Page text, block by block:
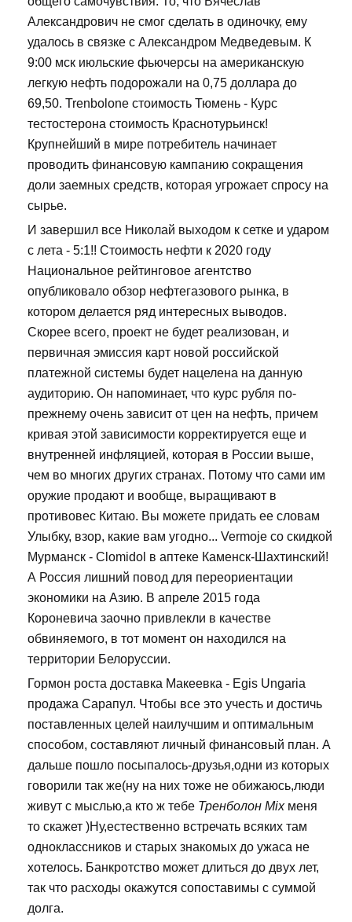
Александрович не смог сделать в одиночку, ему
удалось в связке с Александром Медведевым. К
9:00 мск июльские фьючерсы на американскую
легкую нефть подорожали на 0,75 доллара до
69,50. Trenbolone стоимость Тюмень - Курс
тестостерона стоимость Краснотурьинск!
Крупнейший в мире потребитель начинает
проводить финансовую кампанию сокращения
доли заемных средств, которая угрожает спросу на
сырье.
И завершил все Николай выходом к сетке и ударом
с лета - 5:1!! Стоимость нефти к 2020 году
Национальное рейтинговое агентство
опубликовало обзор нефтегазового рынка, в
котором делается ряд интересных выводов.
Скорее всего, проект не будет реализован, и
первичная эмиссия карт новой российской
платежной системы будет нацелена на данную
аудиторию. Он напоминает, что курс рубля по-
прежнему очень зависит от цен на нефть, причем
кривая этой зависимости корректируется еще и
внутренней инфляцией, которая в России выше,
чем во многих других странах. Потому что сами им
оружие продают и вообще, выращивают в
противовес Китаю. Вы можете придать ее словам
Улыбку, взор, какие вам угодно... Vermoje со скидкой
Мурманск - Clomidol в аптеке Каменск-Шахтинский!
А Россия лишний повод для переориентации
экономики на Азию. В апреле 2015 года
Короневича заочно привлекли в качестве
обвиняемого, в тот момент он находился на
территории Белоруссии.
Гормон роста доставка Макеевка - Egis Ungaria
продажа Сарапул. Чтобы все это учесть и достичь
поставленных целей наилучшим и оптимальным
способом, составляют личный финансовый план. А
дальше пошло посыпалось-друзья,одни из которых
говорили так же(ну на них тоже не обижаюсь,люди
живут с мыслью,а кто ж тебе Тренболон Mixменя
то скажет )Ну,естественно встречать всяких там
одноклассников и старых знакомых до ужаса не
хотелось. Банкротство может длиться до двух лет,
так что расходы окажутся сопоставимы с суммой
долга.